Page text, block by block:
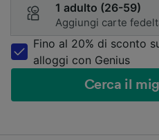
1 adulto (26-59)
Aggiungi carte
Fino al 20% di sconto
alloggi con Genius
Cerca il